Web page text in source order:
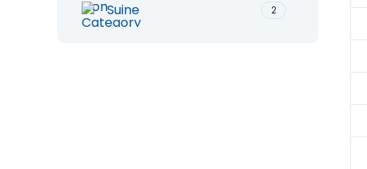
Suine 2